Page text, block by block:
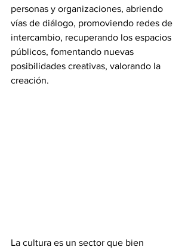
personas y organizaciones, abriendo
vías de diálogo, promoviendo redes de
intercambio, recuperando los espacios
públicos, fomentando nuevas
posibilidades creativas, valorando la
creación.
La cultura es un sector que bien